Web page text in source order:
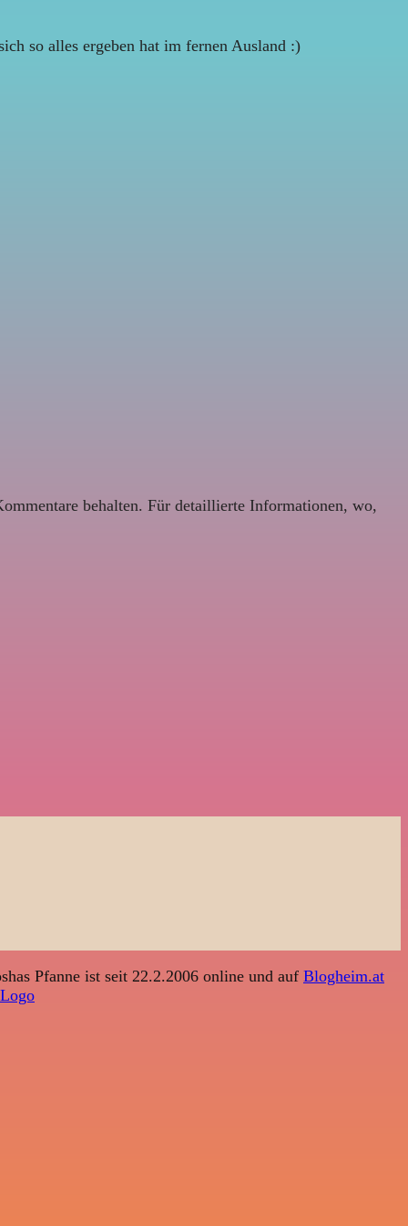
so alles ergeben hat im fernen Ausland :)
behalten. Für detaillierte Informationen, wo,
Pfanne ist seit 22.2.2006 online und auf Blogheim.at